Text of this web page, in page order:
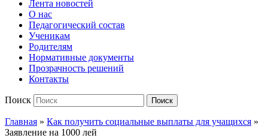
Лента новостей
О нас
Педагогический состав
Ученикам
Родителям
Нормативные документы
Прозрачность решений
Контакты
Поиск Поиск
Главная » Как получить социальные выплаты для учащихся »
Заявление на 1000 лей